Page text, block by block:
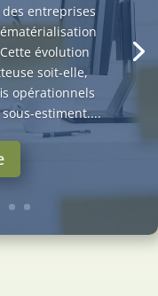
entreprises
évolution
soit-elle,
opérationnels
estiment....